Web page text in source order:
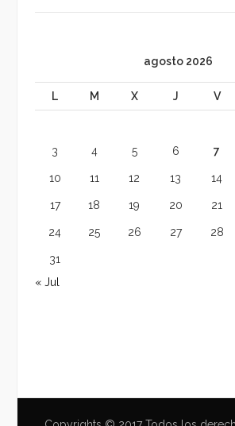
agosto 2026
L M X J V
3 4 5 6 7
10 11 12 13 14
17 18 19 20 21
24 25 26 27 28
31
« Jul